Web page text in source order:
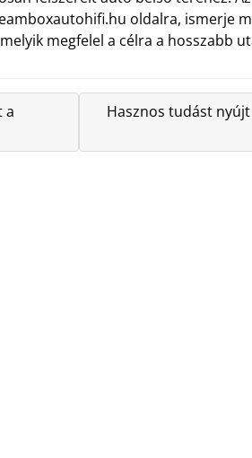
oldalra, ismerje
megfelel a célra a hosszabb
a
Hasznos tudást